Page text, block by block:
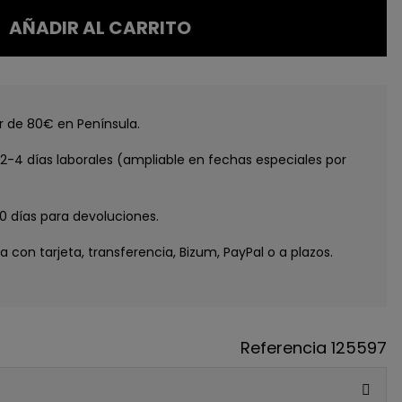
AÑADIR AL CARRITO
de 80€ en Península.
2-4 días laborales (ampliable en fechas especiales por
días para devoluciones.
con tarjeta, transferencia, Bizum, PayPal o a plazos.
Referencia 125597